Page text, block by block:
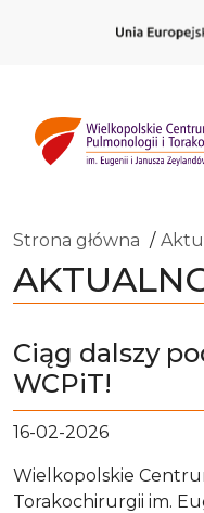
Strona główna
Ciąg dalszy
WCPiT!
16-02-2026
Wielkopolskie
Torakochirurgii im.